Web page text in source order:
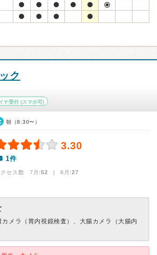
ク
ナ受付(スマホ可)
朝（8:30〜）
3.30
1件
クセス数 7月:52 | 6月:27
カメラ（胃内視鏡検査）、大腸カメラ（大腸内